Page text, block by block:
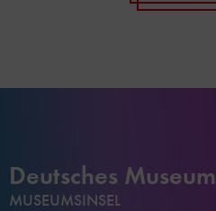
Deutsches Museum
MUSEUMSINSEL